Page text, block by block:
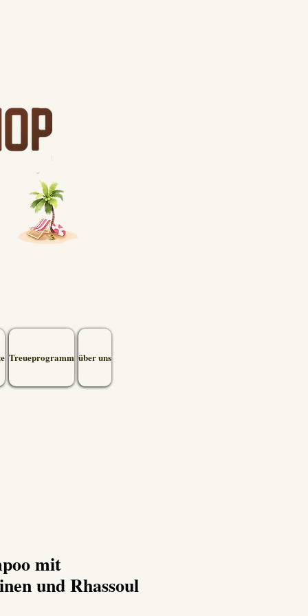
Treueprogramm über uns
mit
und Rhassoul